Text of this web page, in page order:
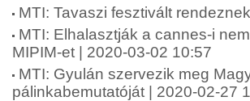
MTI: Tavaszi fesztivált
MTI: Elhalasztják a cannes-i
MIPIM-et | 2020-03-02 10:57
MTI: Gyulán szervezik meg
pálinkabemutatóját | 2020-02-27